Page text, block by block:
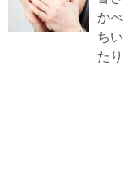
か
ち
た